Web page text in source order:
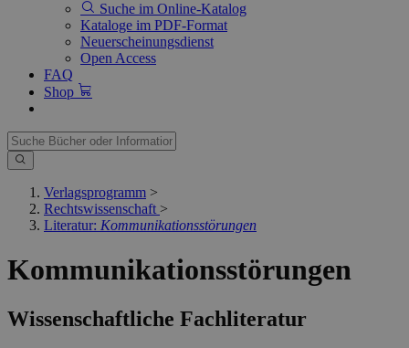
Suche im Online-Katalog
Kataloge im PDF-Format
Neuerscheinungsdienst
Open Access
FAQ
Shop
Verlagsprogramm >
Rechtswissenschaft >
Literatur: Kommunikationsstörungen
Kommunikationsstörungen
Wissenschaftliche Fachliteratur